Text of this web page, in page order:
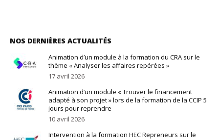
NOS DERNIÈRES ACTUALITÉS
Animation d’un module à la formation du CRA sur le
thème « Analyser les affaires repérées »
17 avril 2026
Animation d’un module « Trouver le financement
adapté à son projet » lors de la formation de la CCIP 5
jours pour reprendre
10 avril 2026
Intervention à la formation HEC Repreneurs sur le